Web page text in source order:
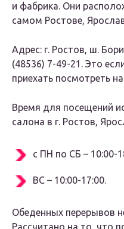
и фабрика. Они
самом Ростове,
Адрес: г. Ростов, ш.
(48536) 7-49-21. Это
приехать посмотреть
Время для посещений
салона в г. Ростов,
с ПН по СБ – 10:00-
ВС – 10:00-17:00.
Обеденных перерывов